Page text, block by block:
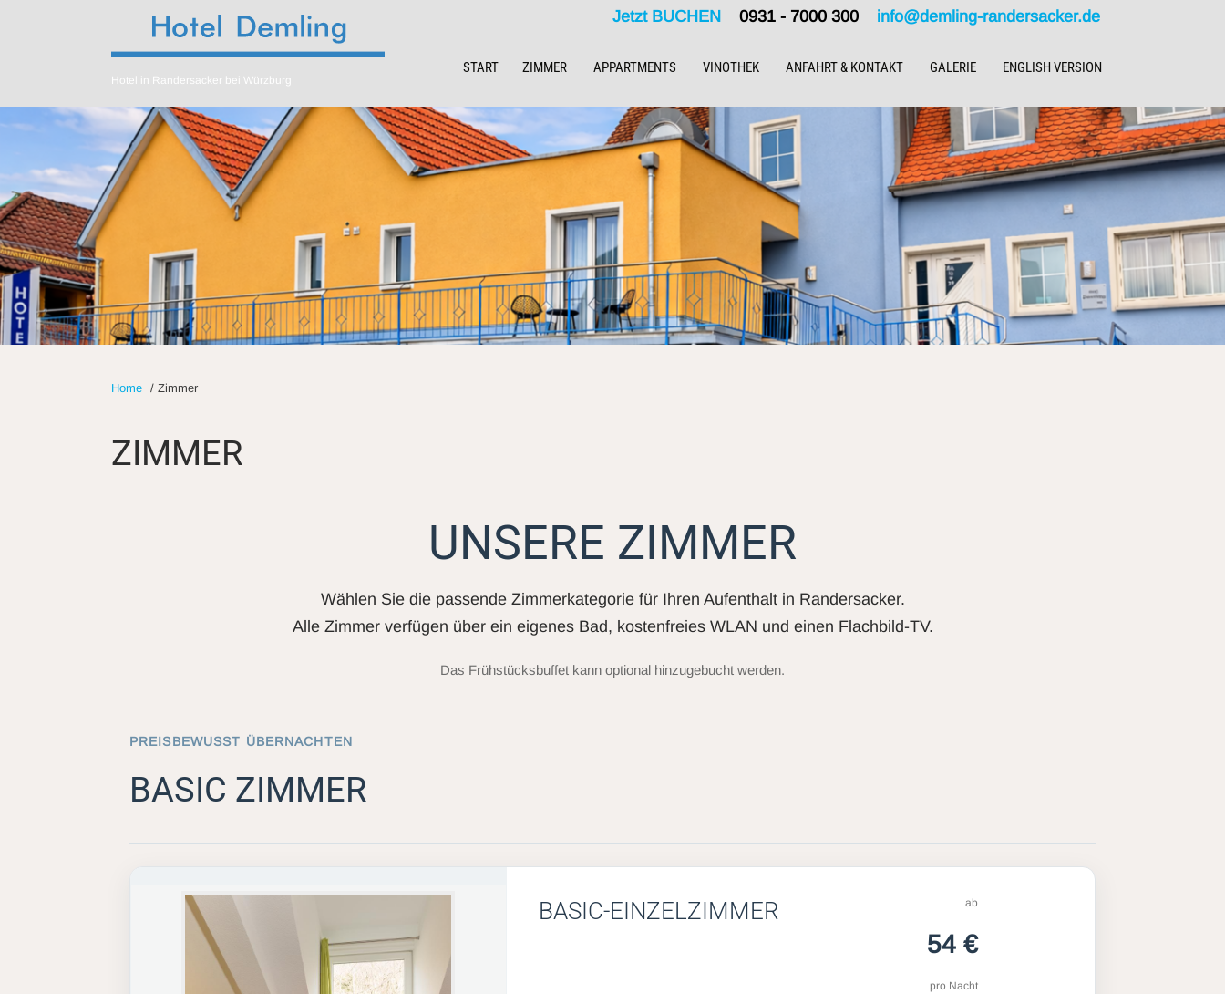
Hotel in Randersacker bei Würzburg
Jetzt BUCHEN0931 - 7000 300 info@demling-randersacker.de
START ZIMMER APPARTMENTS VINOTHEK ANFAHRT & KONTAKT GALERIE ENGLISH VERSION
Home / Zimmer
ZIMMER
UNSERE ZIMMER
Wählen Sie die passende Zimmerkategorie für Ihren Aufenthalt in Randersacker.
Alle Zimmer verfügen über ein eigenes Bad, kostenfreies WLAN und einen Flachbild-TV.
Das Frühstücksbuffet kann optional hinzugebucht werden.
PREISBEWUSST ÜBERNACHTEN
BASIC ZIMMER
BASIC-EINZELZIMMER ab
54 €
pro Nacht